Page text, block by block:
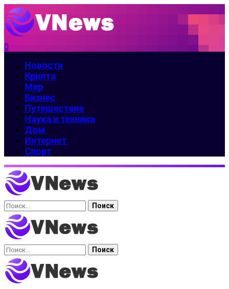
0
Новости
Крипта
Мир
Бизнес
Путешествие
Наука и техника
Дом
Интернет
Спорт
Найти:
Найти: